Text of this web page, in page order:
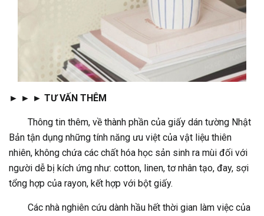
► ► ► TƯ VẤN THÊM
Thông tin thêm, về thành phần của giấy dán tường Nhật
Bản tận dụng những tính năng ưu việt của vật liệu thiên
nhiên, không chứa các chất hóa học sản sinh ra mùi đối với
người dễ bị kích ứng như: cotton, linen, tơ nhân tạo, đay, sợi
tổng hợp của rayon, kết hợp với bột giấy.
Các nhà nghiên cứu dành hầu hết thời gian làm việc của